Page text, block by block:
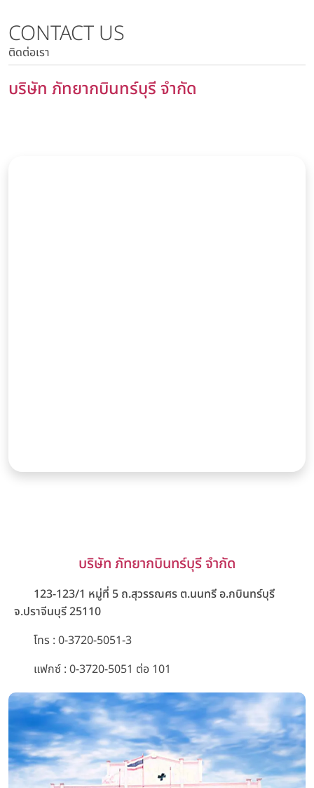
นโยบายด้านสิทธิมนุษยชน
นโยบายความเป็นส่วนตัว
นโยบายความมั่นคงปลอดภัยของข้อมูลและระบบ
คอมพิวเตอร์
นโยบายการสื่อสารการตลาด
CONTACT US
ติดต่อเรา
บริษัท ภัทยากบินทร์บุรี จำกัด
บริษัท ภัทยากบินทร์บุรี จำกัด
123-123/1 หมู่ที่ 5 ถ.สุวรรณศร ต.นนทรี อ.กบินทร์บุรี
จ.ปราจีนบุรี 25110
โทร : 0-3720-5051-3
แฟกซ์ : 0-3720-5051 ต่อ 101